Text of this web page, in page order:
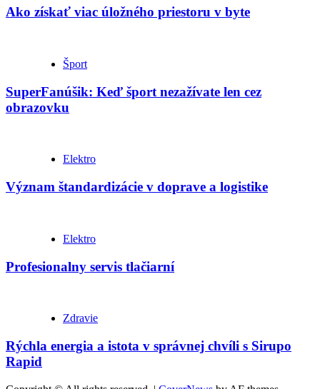
Ako získať viac úložného priestoru v byte
Šport
SuperFanúšik: Keď šport nezažívate len cez
obrazovku
Elektro
Význam štandardizácie v doprave a logistike
Elektro
Profesionalny servis tlačiarní
Zdravie
Rýchla energia a istota v správnej chvíli s Sirupo
Rapid